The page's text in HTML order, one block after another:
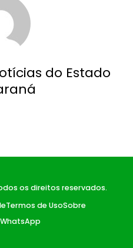
do Estado
os direitos reservados.
Termos de UsoSobre
WhatsApp